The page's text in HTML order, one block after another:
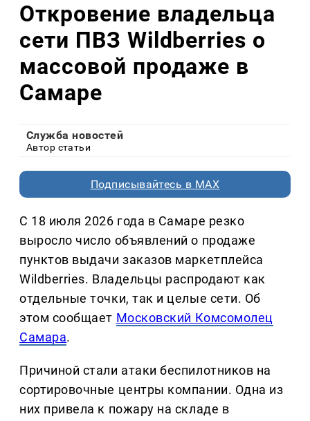
Откровение владельца
сети ПВЗ Wildberries о
массовой продаже в
Самаре
Служба новостей
Автор статьи
Подписывайтесь в MAX
С 18 июля 2026 года в Самаре резко
выросло число объявлений о продаже
пунктов выдачи заказов маркетплейса
Wildberries. Владельцы распродают как
отдельные точки, так и целые сети. Об
этом сообщает Московский Комсомолец
Самара.
Причиной стали атаки беспилотников на
сортировочные центры компании. Одна из
них привела к пожару на складе в